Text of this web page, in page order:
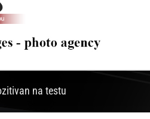
na testu